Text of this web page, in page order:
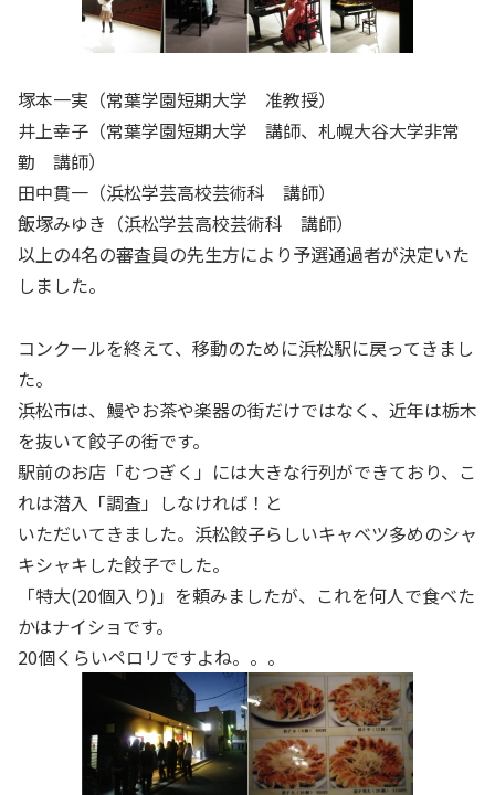
塚本一実（常葉学園短期大学 准教授）
井上幸子（常葉学園短期大学 講師、札幌大谷大学非常
勤 講師）
田中貫一（浜松学芸高校芸術科 講師）
飯塚みゆき（浜松学芸高校芸術科 講師）
以上の4名の審査員の先生方により予選通過者が決定いた
しました。
コンクールを終えて、移動のために浜松駅に戻ってきまし
た。
浜松市は、鰻やお茶や楽器の街だけではなく、近年は栃木
を抜いて餃子の街です。
駅前のお店「むつぎく」には大きな行列ができており、こ
れは潜入「調査」しなければ！と
いただいてきました。浜松餃子らしいキャベツ多めのシャ
キシャキした餃子でした。
「特大(20個入り)」を頼みましたが、これを何人で食べた
かはナイショです。
20個くらいペロリですよね。。。